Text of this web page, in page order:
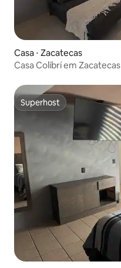
Casa ⋅ Zacatecas
Casa Colibrí em Zacatecas
Superhost
Superhost